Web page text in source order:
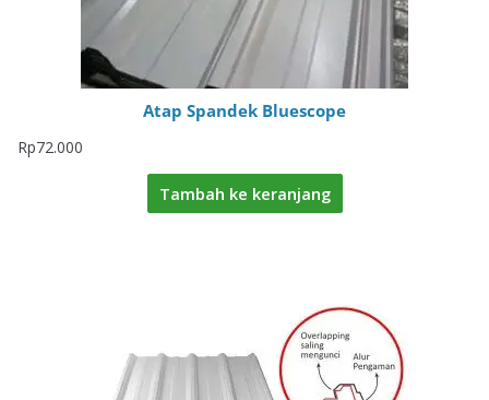
Atap Spandek Bluescope
Rp72.000
Tambah ke keranjang